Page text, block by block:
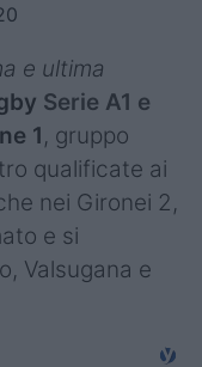
e ultima
Serie A1 e
1, gruppo
qualificate ai
nei Gironei 2,
e si
Valsugana e